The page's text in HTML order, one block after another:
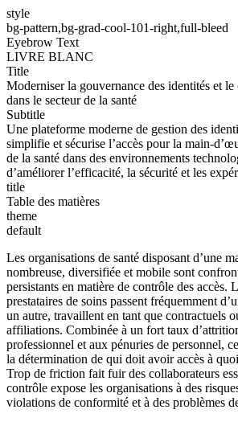
style
bg-pattern,bg-grad-cool-101-right,full-bleed
Eyebrow Text
LIVRE BLANC
Title
Moderniser la gouvernance des identités et le
dans le secteur de la santé
Subtitle
Une plateforme moderne de gestion des
simplifie et sécurise l’accès pour la main-
de la santé dans des environnements
d’améliorer l’efficacité, la sécurité et les
title
Table des matières
theme
default
Les organisations de santé disposant d’une
nombreuse, diversifiée et mobile sont
persistants en matière de contrôle des accès.
prestataires de soins passent fréquemment
un autre, travaillent en tant que contractuels
affiliations. Combinée à un fort taux
professionnel et aux pénuries de personnel,
la détermination de qui doit avoir accès à
Trop de friction fait fuir des collaborateurs
contrôle expose les organisations à des
violations de conformité et à des problèmes